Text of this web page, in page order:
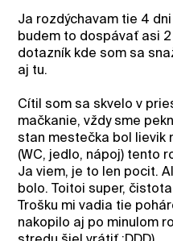
Ja rozdýchavam tie 4
budem to dospávať asi
dotazník kde som sa
aj tu.
Cítil som sa skvelo v
mačkanie, vždy sme
stan mestečka bol lievik
(WC, jedlo, nápoj) tento
Ja viem, je to len pocit.
bolo. Toitoi super,
Trošku mi vadia tie
nakopilo aj po minulom